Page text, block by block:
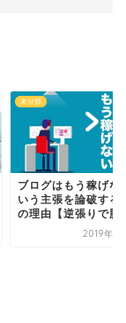
未分類
ブログはもう稼げな
いう主張を論破する
の理由【逆張りで勝
2019年6